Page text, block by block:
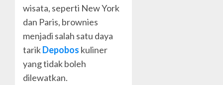
wisata, seperti New York
dan Paris, brownies
menjadi salah satu daya
tarikDepobos kuliner
yang tidak boleh
dilewatkan.